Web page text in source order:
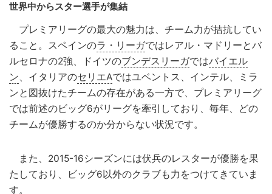
世界中からスター選手が集結
プレミアリーグの最大の魅力は、チーム力が拮抗してい
ること。スペインのラ・リーガではレアル・マドリーとバ
ルセロナの2強、ドイツのブンデスリーガではバイエル
ン、イタリアのセリエAではユベントス、インテル、ミラ
ンと図抜けたチームの存在がある一方で、プレミアリーグ
では前述のビッグ6がリーグを牽引しており、毎年、どの
チームが優勝するのか分からない状況です。
また、2015-16シーズンには伏兵のレスターが優勝を果
たしており、ビッグ6以外のクラブも力をつけてきていま
す。